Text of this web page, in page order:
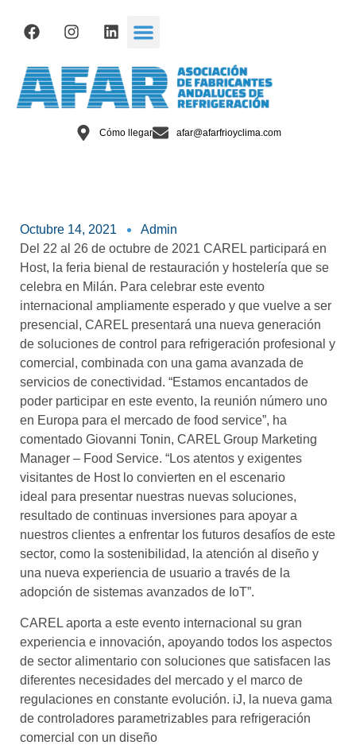
Cómo llegar afar@afarfrioyclima.com
Octubre 14, 2021
Admin
Del 22 al 26 de octubre de 2021 CAREL participará en
Host, la feria bienal de restauración y hostelería que se
celebra en Milán. Para celebrar este evento
internacional ampliamente esperado y que vuelve a ser
presencial, CAREL presentará una nueva generación
de soluciones de control para refrigeración profesional y
comercial, combinada con una gama avanzada de
servicios de conectividad. “Estamos encantados de
poder participar en este evento, la reunión número uno
en Europa para el mercado de food service”, ha
comentado Giovanni Tonin, CAREL Group Marketing
Manager – Food Service. “Los atentos y exigentes
visitantes de Host lo convierten en el escenario
ideal para presentar nuestras nuevas soluciones,
resultado de continuas inversiones para apoyar a
nuestros clientes a enfrentar los futuros desafíos de este
sector, como la sostenibilidad, la atención al diseño y
una nueva experiencia de usuario a través de la
adopción de sistemas avanzados de IoT”.
CAREL aporta a este evento internacional su gran
experiencia e innovación, apoyando todos los aspectos
de sector alimentario con soluciones que satisfacen las
diferentes necesidades del mercado y el marco de
regulaciones en constante evolución. iJ, la nueva gama
de controladores parametrizables para refrigeración
comercial con un diseño